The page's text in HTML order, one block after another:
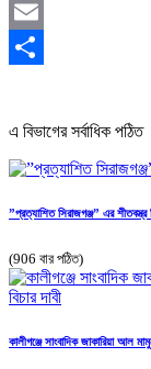
Mastodon
Email
এ বিভাগের সর্বাধিক পঠিত
”প্রত্যাশিত সিরাজগঞ্জ” এর শীতবস্ত্র
(906 বার পঠিত)
কালীগঞ্জে সাংবাদিক জাকারিয়া আল